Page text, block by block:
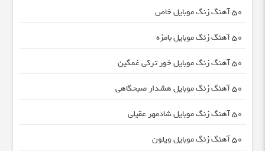
50 آهنگ زنگ موبایل خاص
50 آهنگ زنگ موبایل بامزه
50 آهنگ زنگ موبایل خور ترکی غمگین
50 آهنگ زنگ موبایل هشدار صبحگاهی
50 آهنگ زنگ موبایل شادمهر عقیلی
50 آهنگ زنگ موبایل ویلون